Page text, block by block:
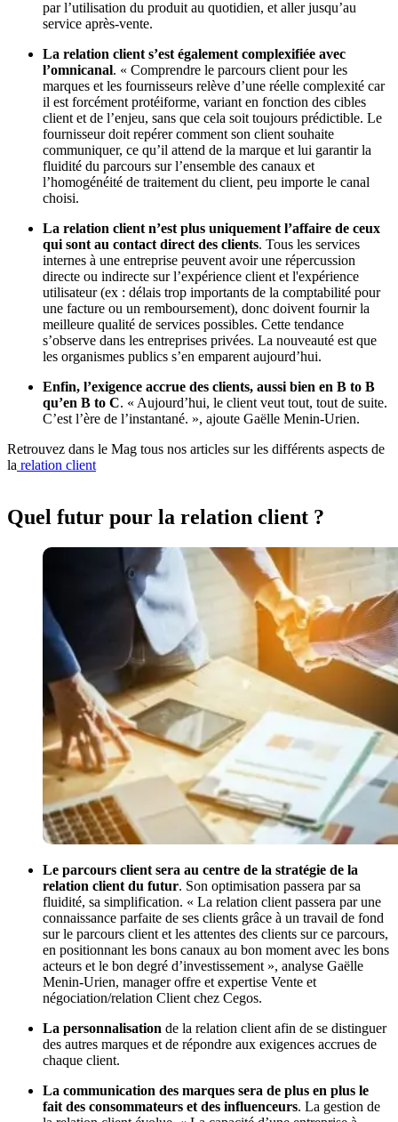
par l’utilisation du produit au quotidien, et aller jusqu’au
service après-vente.
La relation client s’est également complexifiée avec
l’omnicanal. « Comprendre le parcours client pour les
marques et les fournisseurs relève d’une réelle complexité car
il est forcément protéiforme, variant en fonction des cibles
client et de l’enjeu, sans que cela soit toujours prédictible. Le
fournisseur doit repérer comment son client souhaite
communiquer, ce qu’il attend de la marque et lui garantir la
fluidité du parcours sur l’ensemble des canaux et
l’homogénéité de traitement du client, peu importe le canal
choisi.
La relation client n’est plus uniquement l’affaire de ceux
qui sont au contact direct des clients. Tous les services
internes à une entreprise peuvent avoir une répercussion
directe ou indirecte sur l’expérience client et l'expérience
utilisateur (ex : délais trop importants de la comptabilité pour
une facture ou un remboursement), donc doivent fournir la
meilleure qualité de services possibles. Cette tendance
s’observe dans les entreprises privées. La nouveauté est que
les organismes publics s’en emparent aujourd’hui.
Enfin, l’exigence accrue des clients, aussi bien en B to B
qu’en B to C. « Aujourd’hui, le client veut tout, tout de suite.
C’est l’ère de l’instantané. », ajoute Gaëlle Menin-Urien.
Retrouvez dans le Mag tous nos articles sur les différents aspects de
la relation client
Quel futur pour la relation client ?
Le parcours client sera au centre de la stratégie de la
relation client du futur. Son optimisation passera par sa
fluidité, sa simplification. « La relation client passera par une
connaissance parfaite de ses clients grâce à un travail de fond
sur le parcours client et les attentes des clients sur ce parcours,
en positionnant les bons canaux au bon moment avec les bons
acteurs et le bon degré d’investissement », analyse Gaëlle
Menin-Urien, manager offre et expertise Vente et
négociation/relation Client chez Cegos.
La personnalisation de la relation client afin de se distinguer
des autres marques et de répondre aux exigences accrues de
chaque client.
La communication des marques sera de plus en plus le
fait des consommateurs et des influenceurs. La gestion de